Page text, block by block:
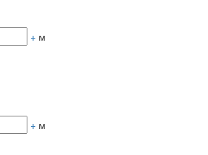
+ м
+ м